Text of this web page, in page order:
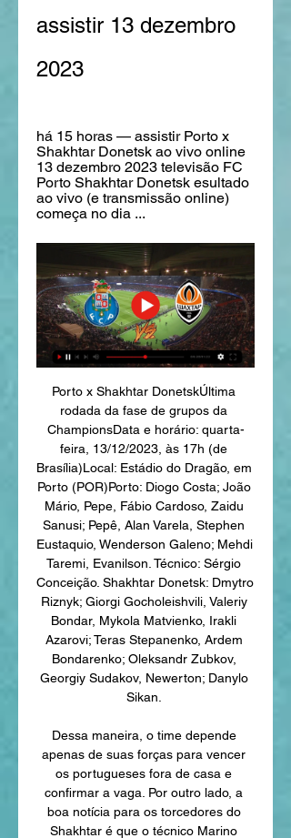
assistir 13 dezembro
2023
há 15 horas — assistir Porto x
Shakhtar Donetsk ao vivo online
13 dezembro 2023 televisão FC
Porto Shakhtar Donetsk esultado
ao vivo (e transmissão online)
começa no dia ...
Porto x Shakhtar DonetskÚltima
rodada da fase de grupos da
ChampionsData e horário: quarta-
feira, 13/12/2023, às 17h (de
Brasília)Local: Estádio do Dragão, em
Porto (POR)Porto: Diogo Costa; João
Mário, Pepe, Fábio Cardoso, Zaidu
Sanusi; Pepê, Alan Varela, Stephen
Eustaquio, Wenderson Galeno; Mehdi
Taremi, Evanilson. Técnico: Sérgio
Conceição. Shakhtar Donetsk: Dmytro
Riznyk; Giorgi Gocholeishvili, Valeriy
Bondar, Mykola Matvienko, Irakli
Azarovi; Teras Stepanenko, Ardem
Bondarenko; Oleksandr Zubkov,
Georgiy Sudakov, Newerton; Danylo
Sikan.
Dessa maneira, o time depende
apenas de suas forças para vencer
os portugueses fora de casa e
confirmar a vaga. Por outro lado, a
boa notícia para os torcedores do
Shakhtar é que o técnico Marino